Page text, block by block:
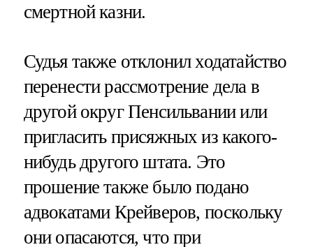
смертной казни.
Судья также отклонил ходатайство
перенести рассмотрение дела в
другой округ Пенсильвании или
пригласить присяжных из какого-
нибудь другого штата. Это
прошение также было подано
адвокатами Крейверов, поскольку
они опасаются, что при